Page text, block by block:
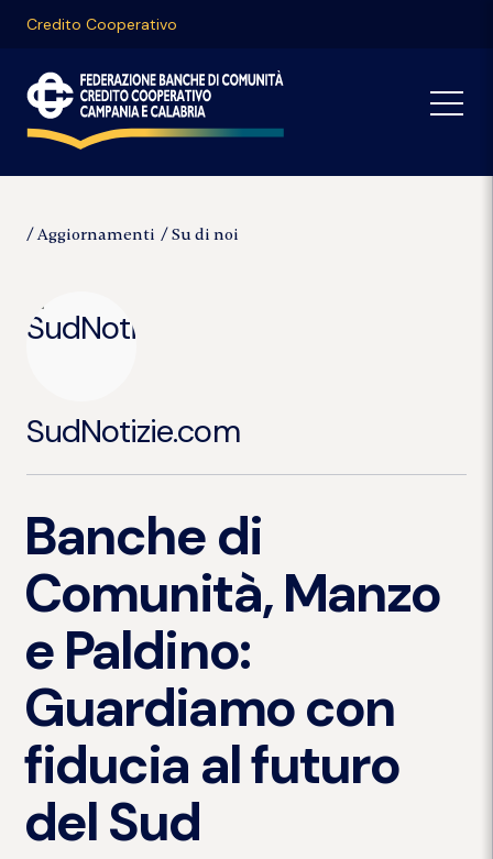
Credito Cooperativo
Aggiornamenti Su di noi
SudNotizie.com
Banche di
Comunità, Manzo
e Paldino:
Guardiamo con
fiducia al futuro
del Sud